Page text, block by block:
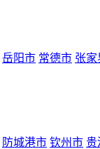
岳阳市 常德市 张家
防城港市 钦州市 贵